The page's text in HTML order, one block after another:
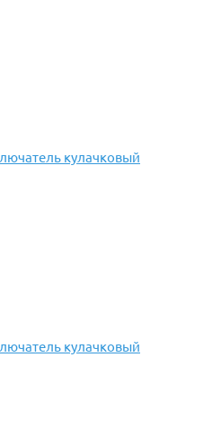
кулачковый
кулачковый